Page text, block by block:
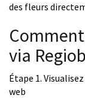
des fleurs
via
Étape 1.
web